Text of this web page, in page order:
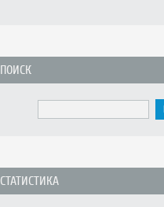
ПОИСК
СТАТИСТИКА